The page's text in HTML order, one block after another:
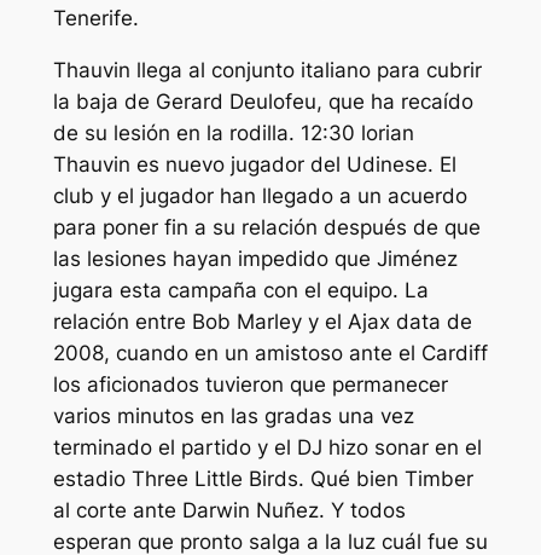
Tenerife.
Thauvin llega al conjunto italiano para cubrir
la baja de Gerard Deulofeu, que ha recaído
de su lesión en la rodilla. 12:30 lorian
Thauvin es nuevo jugador del Udinese. El
club y el jugador han llegado a un acuerdo
para poner fin a su relación después de que
las lesiones hayan impedido que Jiménez
jugara esta campaña con el equipo. La
relación entre Bob Marley y el Ajax data de
2008, cuando en un amistoso ante el Cardiff
los aficionados tuvieron que permanecer
varios minutos en las gradas una vez
terminado el partido y el DJ hizo sonar en el
estadio Three Little Birds. Qué bien Timber
al corte ante Darwin Nuñez. Y todos
esperan que pronto salga a la luz cuál fue su